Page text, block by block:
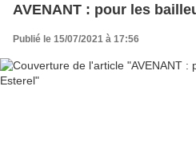
AVENANT : pour les
Publié le 15/07/2021 à 17:56